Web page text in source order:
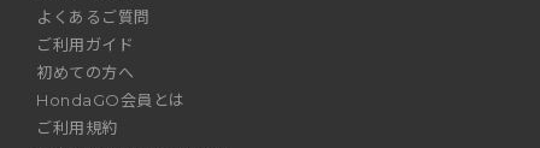
よくあるご質問
ご利用ガイド
初めての方へ
HondaGO会員とは
ご利用規約